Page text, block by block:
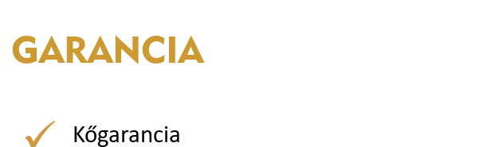
GARANCIA
Kőgarancia